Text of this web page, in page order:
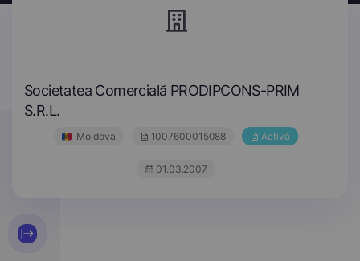
Societatea Comercială PRODIPCONS-PRIM
S.R.L.
Moldova 1007600015088 Activă
01.03.2007